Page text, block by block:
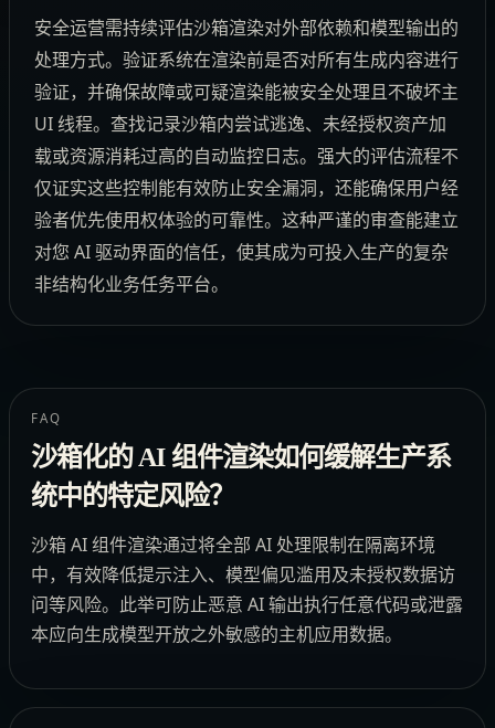
安全运营需持续评估沙箱渲染对外部依赖和模型输出的
处理方式。验证系统在渲染前是否对所有生成内容进行
验证，并确保故障或可疑渲染能被安全处理且不破坏主
UI 线程。查找记录沙箱内尝试逃逸、未经授权资产加
载或资源消耗过高的自动监控日志。强大的评估流程不
仅证实这些控制能有效防止安全漏洞，还能确保用户经
验者优先使用权体验的可靠性。这种严谨的审查能建立
对您 AI 驱动界面的信任，使其成为可投入生产的复杂
非结构化业务任务平台。
FAQ
沙箱化的 AI 组件渲染如何缓解生产系
统中的特定风险？
沙箱 AI 组件渲染通过将全部 AI 处理限制在隔离环境
中，有效降低提示注入、模型偏见滥用及未授权数据访
问等风险。此举可防止恶意 AI 输出执行任意代码或泄露
本应向生成模型开放之外敏感的主机应用数据。